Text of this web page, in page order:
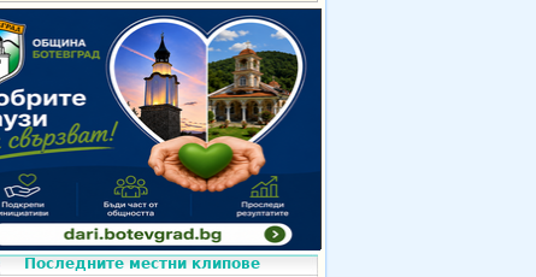
Последните местни клипове